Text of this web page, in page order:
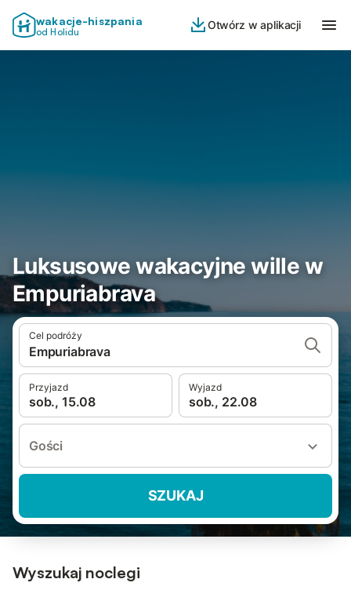
wakacje-hiszpania
od Holidu
Otwórz w aplikacji
Luksusowe wakacyjne wille w
Empuriabrava
Cel podróży
Empuriabrava
Przyjazd
sob., 15.08
Wyjazd
sob., 22.08
Gości
SZUKAJ
Wyszukaj noclegi